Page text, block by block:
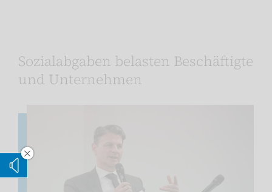
Sozialabgaben belasten Beschäftigte
und Unternehmen
Vorleseoption verstecken
Vorlesen